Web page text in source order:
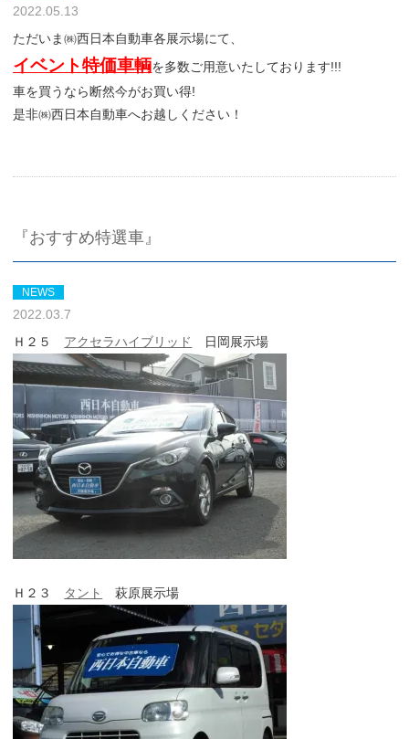
2022.05.13
ただいま㈱西日本自動車各展示場にて、
イベント特価車輌を多数ご用意いたしております!!!
車を買うなら断然今がお買い得!
是非㈱西日本自動車へお越しください！
『おすすめ特選車』
NEWS
2022.03.7
Ｈ２５ アクセラハイブリッド 日岡展示場
Ｈ２３ タント 萩原展示場